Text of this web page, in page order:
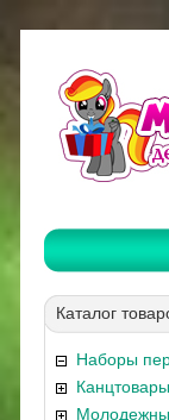
Каталог
Наборы